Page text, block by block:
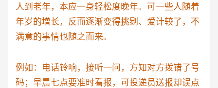
人到老年，本应一身轻松度晚年。可一些人随着
年岁的增长，反而逐渐变得挑剔、爱计较了，不
满意的事情也随之而来。
例如：电话铃响，接听一问，方知对方拨错了号
码；早晨七点要准时看报，可投递员送报却误点